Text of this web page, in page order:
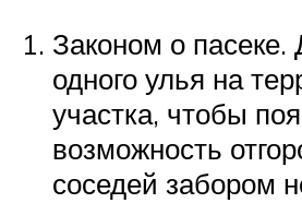
Законом о пасеке.
одного улья на
участка, чтобы
возможность
соседей забором